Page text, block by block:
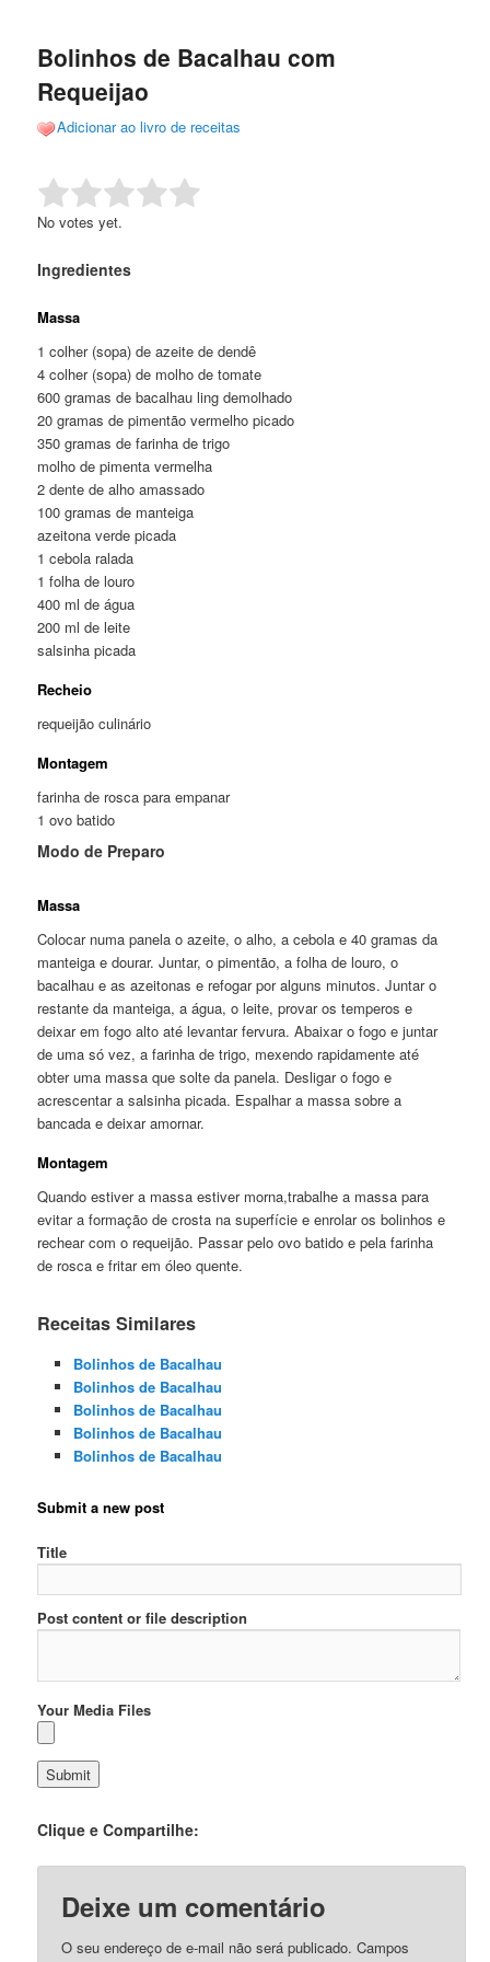
conteúdo
principal
conteúdo
secundário
Bolinhos de Bacalhau com
Requeijao
Adicionar ao livro de receitas
Rate this item: Submit Rating
No votes yet.
Ingredientes
Massa
1 colher (sopa) de azeite de dendê
4 colher (sopa) de molho de tomate
600 gramas de bacalhau ling demolhado
20 gramas de pimentão vermelho picado
350 gramas de farinha de trigo
molho de pimenta vermelha
2 dente de alho amassado
100 gramas de manteiga
azeitona verde picada
1 cebola ralada
1 folha de louro
400 ml de água
200 ml de leite
salsinha picada
Recheio
requeijão culinário
Montagem
farinha de rosca para empanar
1 ovo batido
Modo de Preparo
Massa
Colocar numa panela o azeite, o alho, a cebola e 40 gramas da
manteiga e dourar. Juntar, o pimentão, a folha de louro, o
bacalhau e as azeitonas e refogar por alguns minutos. Juntar o
restante da manteiga, a água, o leite, provar os temperos e
deixar em fogo alto até levantar fervura. Abaixar o fogo e juntar
de uma só vez, a farinha de trigo, mexendo rapidamente até
obter uma massa que solte da panela. Desligar o fogo e
acrescentar a salsinha picada. Espalhar a massa sobre a
bancada e deixar amornar.
Montagem
Quando estiver a massa estiver morna,trabalhe a massa para
evitar a formação de crosta na superfície e enrolar os bolinhos e
rechear com o requeijão. Passar pelo ovo batido e pela farinha
de rosca e fritar em óleo quente.
Receitas Similares
Bolinhos de Bacalhau
Bolinhos de Bacalhau
Bolinhos de Bacalhau
Bolinhos de Bacalhau
Bolinhos de Bacalhau
Submit a new post
Title
Post content or file description
Your Media Files
Clique e Compartilhe:
Deixe um comentário
O seu endereço de e-mail não será publicado. Campos